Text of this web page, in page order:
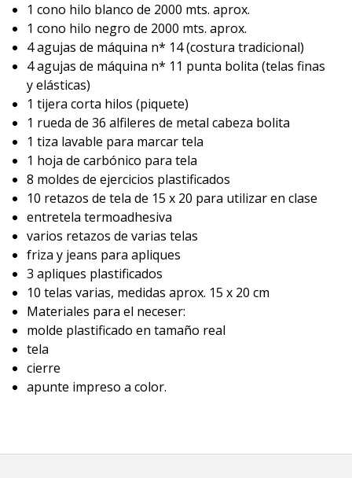
1 cono hilo blanco de 2000 mts. aprox.
1 cono hilo negro de 2000 mts. aprox.
4 agujas de máquina n* 14 (costura tradicional)
4 agujas de máquina n* 11 punta bolita (telas finas
y elásticas)
1 tijera corta hilos (piquete)
1 rueda de 36 alfileres de metal cabeza bolita
1 tiza lavable para marcar tela
1 hoja de carbónico para tela
8 moldes de ejercicios plastificados
10 retazos de tela de 15 x 20 para utilizar en clase
entretela termoadhesiva
varios retazos de varias telas
friza y jeans para apliques
3 apliques plastificados
10 telas varias, medidas aprox. 15 x 20 cm
Materiales para el neceser:
molde plastificado en tamaño real
tela
cierre
apunte impreso a color.